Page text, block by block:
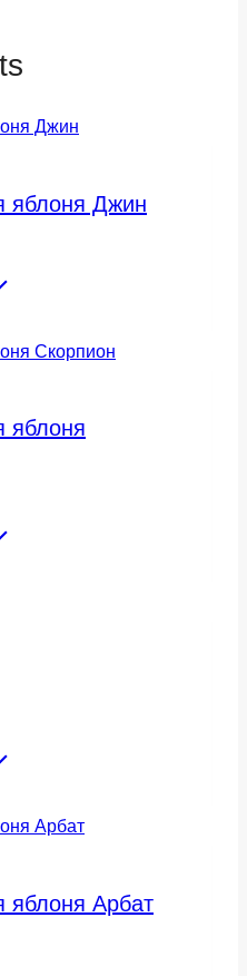
яблоня Джин
яблоня
яблоня Арбат